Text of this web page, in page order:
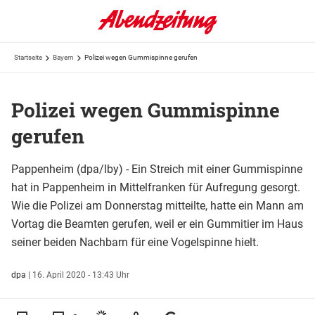
Startseite Bayern Polizei wegen Gummispinne gerufen
Polizei wegen Gummispinne
gerufen
Pappenheim (dpa/lby) - Ein Streich mit einer Gummispinne
hat in Pappenheim in Mittelfranken für Aufregung gesorgt.
Wie die Polizei am Donnerstag mitteilte, hatte ein Mann am
Vortag die Beamten gerufen, weil er ein Gummitier im Haus
seiner beiden Nachbarn für eine Vogelspinne hielt.
dpa | 16. April 2020 - 13:43 Uhr